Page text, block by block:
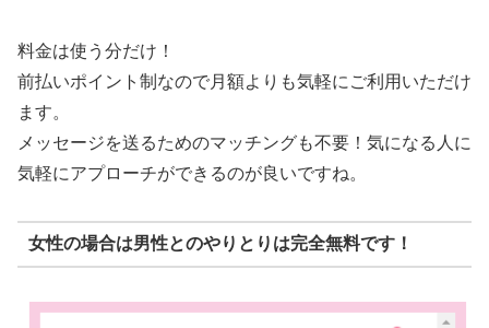
料金は使う分だけ！
前払いポイント制なので月額よりも気軽にご利用いただけ
ます。
メッセージを送るためのマッチングも不要！気になる人に
気軽にアプローチができるのが良いですね。
女性の場合は男性とのやりとりは完全無料です！